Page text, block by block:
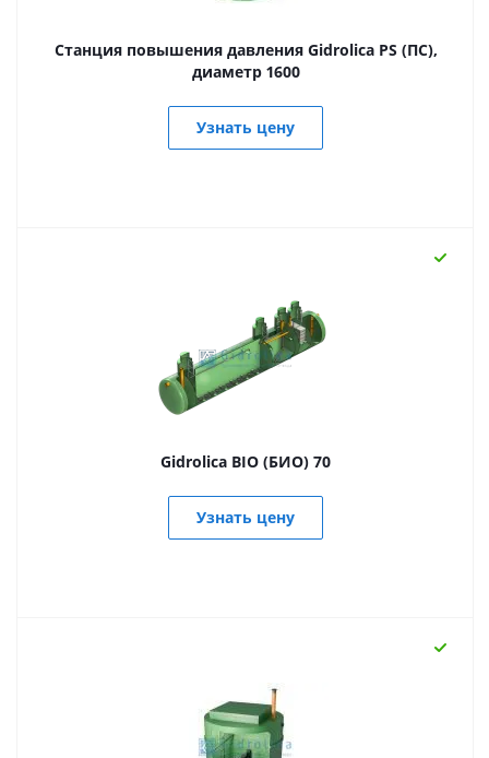
Станция повышения давления Gidrolica PS (ПС),
диаметр 1600
Узнать цену
Gidrolica BIO (БИО) 70
Узнать цену